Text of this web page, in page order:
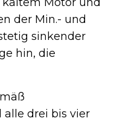
der Min.- und
sinkender
hin, die
alle drei bis vier